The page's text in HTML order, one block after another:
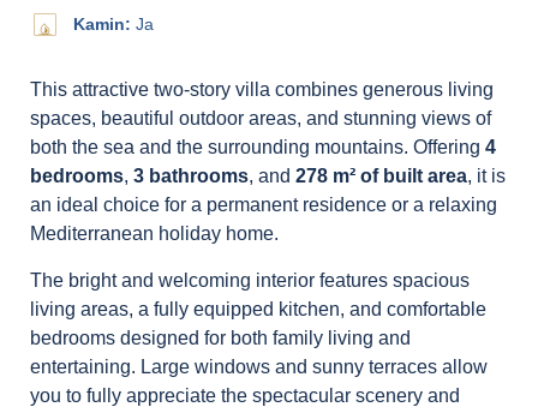
Kamin:Ja
This attractive two-story villa combines generous living
spaces, beautiful outdoor areas, and stunning views of
both the sea and the surrounding mountains. Offering 4
bedrooms, 3 bathrooms, and 278 m² of built area, it is
an ideal choice for a permanent residence or a relaxing
Mediterranean holiday home.
The bright and welcoming interior features spacious
living areas, a fully equipped kitchen, and comfortable
bedrooms designed for both family living and
entertaining. Large windows and sunny terraces allow
you to fully appreciate the spectacular scenery and